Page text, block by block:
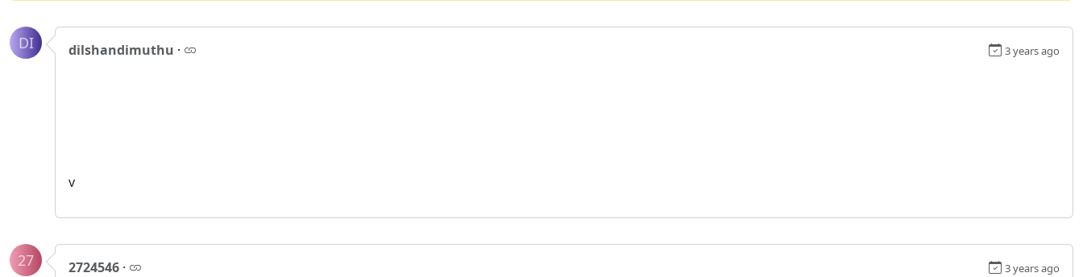
DI dilshandimuthu · 3 years ago
v
27 2724546 · 3 years ago